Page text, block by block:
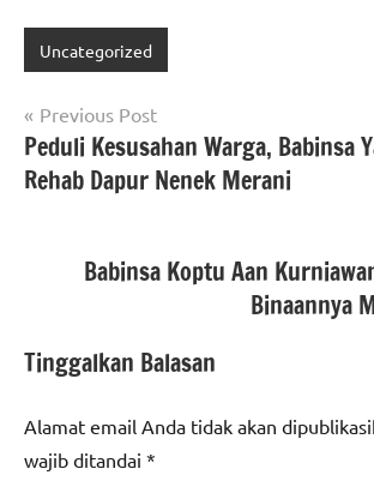
Uncategorized
Navigasi
pos
Previous Post
Peduli Kesusahan Warga, Babinsa
Rehab Dapur Nenek Merani
Babinsa Koptu Aan
Binaannya
Tinggalkan Balasan
Alamat email Anda tidak akan
wajib ditandai *